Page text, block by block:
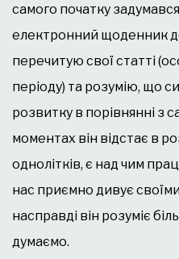
самого початку
електронний щоденник
перечитую свої статті
періоду) та розумію, що
розвитку в порівнянні з
моментах він відстає в
однолітків, є над чим
нас приємно дивує
насправді він розуміє
думаємо.